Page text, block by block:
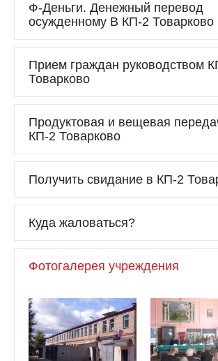
Ф-Деньги. Денежный перевод
осужденному В КП-2 Товарково
Прием граждан руководством
Товарково
Продуктовая и вещевая
КП-2 Товарково
Получить свидание в КП-2
Куда жаловаться?
Фотогалерея учреждения